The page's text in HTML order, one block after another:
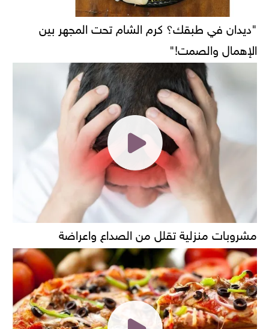
"ديدان في طبقك؟ كرم الشام تحت المجهر بين
الإهمال والصمت!"
مشروبات منزلية تقلل من الصداع واعراضة